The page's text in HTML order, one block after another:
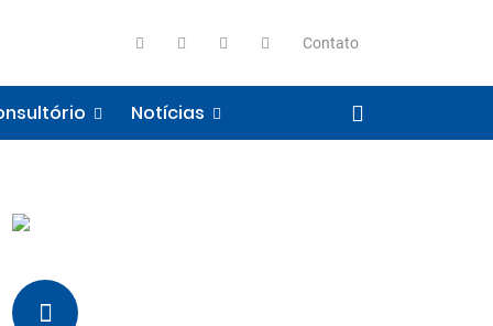
Contato
Notícias